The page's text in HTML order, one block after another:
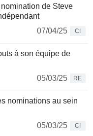
de Steve
07/04/25
CI
à son équipe de
05/03/25
RE
nominations au sein
05/03/25
CI